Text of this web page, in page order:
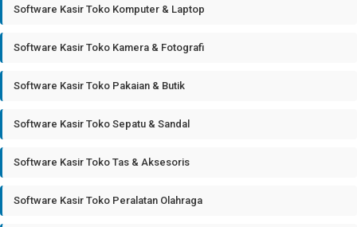
Software Kasir Toko Komputer & Laptop
Software Kasir Toko Kamera & Fotografi
Software Kasir Toko Pakaian & Butik
Software Kasir Toko Sepatu & Sandal
Software Kasir Toko Tas & Aksesoris
Software Kasir Toko Peralatan Olahraga